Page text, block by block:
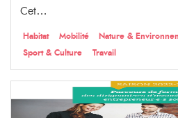
Cet…
Habitat Mobilité Nature &
Sport & Culture
Travail